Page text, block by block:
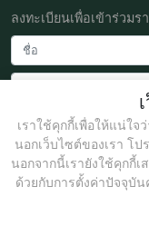
เราใช้คุกกี้เพื่อให้แน่ใ
นอกเว็บไซต์ของเรา โ
นอกจากนี้เรายังใช้คุกกี้
ด้วยกับการตั้งค่าปัจจุบั
ลงทะเบียนเพื่อเข้าร่วม